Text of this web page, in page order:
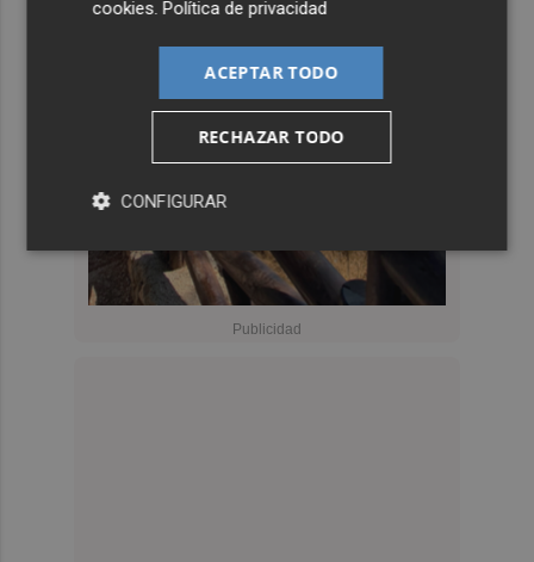
cookies.Política de privacidad
ACEPTAR TODO
RECHAZAR TODO
CONFIGURAR